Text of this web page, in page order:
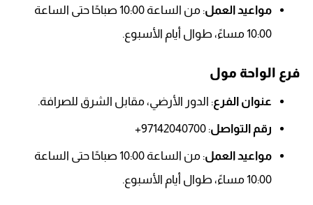
مواعيد العمل
: من الساعة 10:00 صباحًا حتى الساعة
10:00 مساءً، طوال أيام الأسبوع.
فرع الواحة مول
عنوان الفرع: الدور الأرضي، مقابل الشرق للصرافة.
رقم التواصل: 97142040700+
مواعيد العمل
: من الساعة 10:00 صباحًا حتى الساعة
10:00 مساءً، طوال أيام الأسبوع.